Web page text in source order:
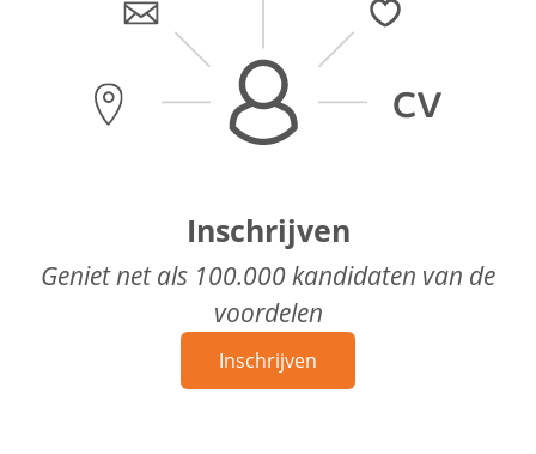
Inschrijven
Geniet net als 100.000 kandidaten van de
voordelen
Inschrijven